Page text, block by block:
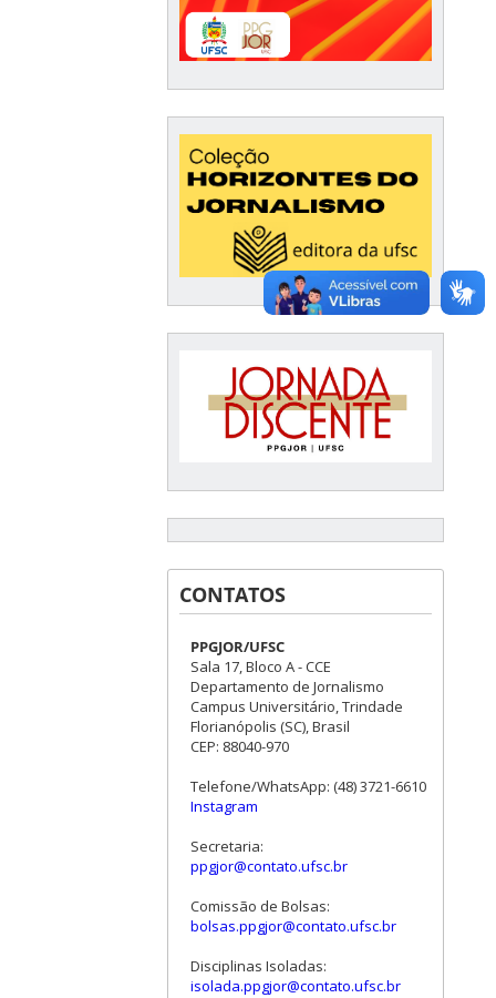
CONTATOS
PPGJOR/UFSC
Sala 17, Bloco A - CCE
Departamento de Jornalismo
Campus Universitário, Trindade
Florianópolis (SC), Brasil
CEP: 88040-970
Telefone/WhatsApp: (48) 3721-6610
Instagram
Secretaria:
ppgjor@contato.ufsc.br
Comissão de Bolsas:
bolsas.ppgjor@contato.ufsc.br
Disciplinas Isoladas:
isolada.ppgjor@contato.ufsc.br